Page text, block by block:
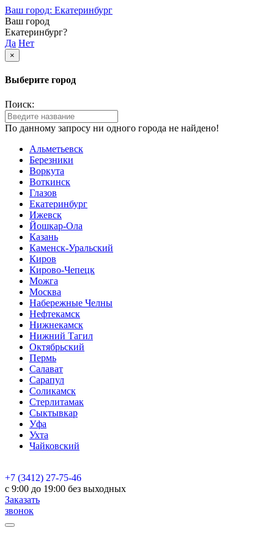
Ваш город: Екатеринбург
Ваш город
Екатеринбург?
Да Нет
×
Выберите город
Поиск:
По данному запросу ни одного города не найдено!
Альметьевск
Березники
Воркута
Воткинск
Глазов
Екатеринбург
Ижевск
Йошкар-Ола
Казань
Каменск-Уральский
Киров
Кирово-Чепецк
Можга
Москва
Набережные Челны
Нефтекамск
Нижнекамск
Нижний Тагил
Октябрьский
Пермь
Салават
Сарапул
Соликамск
Стерлитамак
Сыктывкар
Уфа
Ухта
Чайковский
+7 (3412) 27-75-46
c 9:00 до 19:00 без выходных
Заказать
звонок